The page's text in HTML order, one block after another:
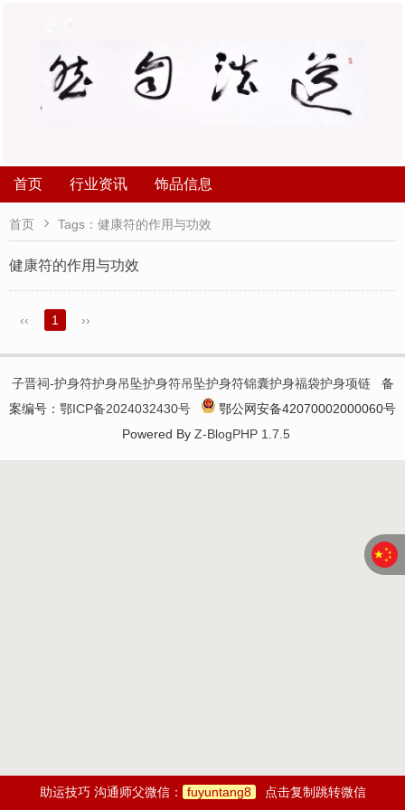
首页 行业资讯 饰品信息
首页  Tags：健康符的作用与功效
健康符的作用与功效
‹‹ 1 ››
子晋祠-护身符护身吊坠护身符吊坠护身符锦囊护身福袋护身项链备
案编号： 鄂ICP备2024032430号
鄂公网安备42070002000060号
Powered By Z-BlogPHP 1.7.5
助运技巧 沟通师父微信： fuyuntang8 点击复制跳转微信